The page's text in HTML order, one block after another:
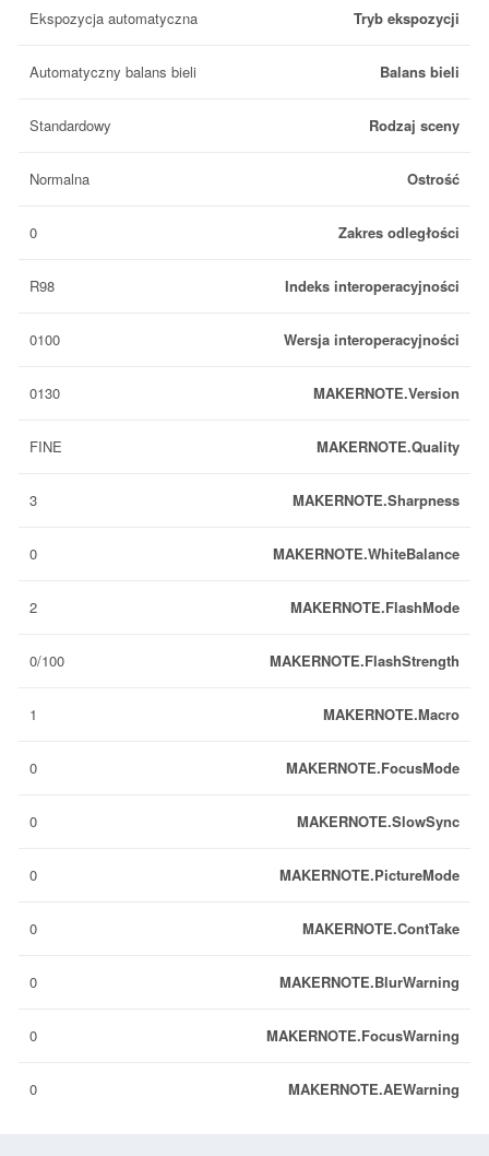
Tryb ekspozycji
Ekspozycja automatyczna
Balans bieli
Automatyczny balans bieli
Rodzaj sceny
Standardowy
Ostrość
Normalna
Zakres odległości
0
Indeks interoperacyjności
R98
Wersja interoperacyjności
0100
MAKERNOTE.Version
0130
MAKERNOTE.Quality
FINE
MAKERNOTE.Sharpness
3
MAKERNOTE.WhiteBalance
0
MAKERNOTE.FlashMode
2
MAKERNOTE.FlashStrength
0/100
MAKERNOTE.Macro
1
MAKERNOTE.FocusMode
0
MAKERNOTE.SlowSync
0
MAKERNOTE.PictureMode
0
MAKERNOTE.ContTake
0
MAKERNOTE.BlurWarning
0
MAKERNOTE.FocusWarning
0
MAKERNOTE.AEWarning
0